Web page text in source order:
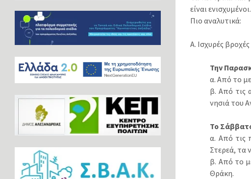
είναι ενισχυμένοι.
Πιο αναλυτικά:
Α. Ισχυρές
Την
α. Από το
β. Από τις
νησιά του
Το
α. Από τις
Στερεά, τα
β. Από το
Θράκη.